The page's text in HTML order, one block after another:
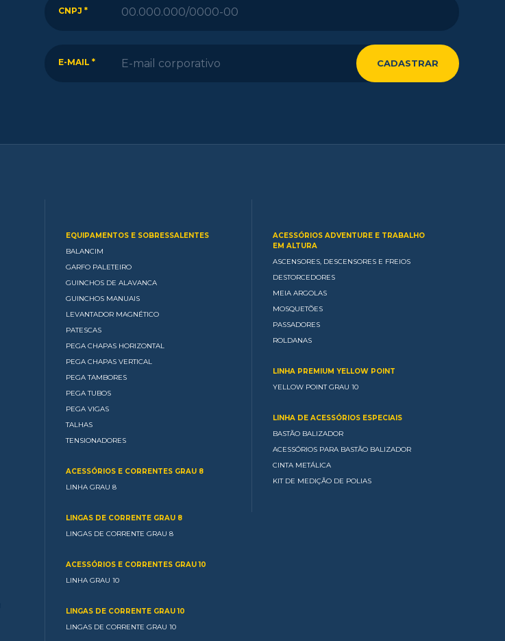
CNPJ *
E-MAIL *
EQUIPAMENTOS E SOBRESSALENTES
BALANCIM
GARFO PALETEIRO
GUINCHOS DE ALAVANCA
GUINCHOS MANUAIS
LEVANTADOR MAGNÉTICO
PATESCAS
PEGA CHAPAS HORIZONTAL
PEGA CHAPAS VERTICAL
PEGA TAMBORES
PEGA TUBOS
PEGA VIGAS
TALHAS
TENSIONADORES
ACESSÓRIOS E CORRENTES GRAU 8
LINHA GRAU 8
LINGAS DE CORRENTE GRAU 8
LINGAS DE CORRENTE GRAU 8
ACESSÓRIOS E CORRENTES GRAU 10
LINHA GRAU 10
LINGAS DE CORRENTE GRAU 10
LINGAS DE CORRENTE GRAU 10
ACESSÓRIOS ADVENTURE E TRABALHO
EM ALTURA
ASCENSORES, DESCENSORES E FREIOS
DESTORCEDORES
MEIA ARGOLAS
MOSQUETÕES
PASSADORES
ROLDANAS
LINHA PREMIUM YELLOW POINT
YELLOW POINT GRAU 10
LINHA DE ACESSÓRIOS ESPECIAIS
BASTÃO BALIZADOR
ACESSÓRIOS PARA BASTÃO BALIZADOR
CINTA METÁLICA
KIT DE MEDIÇÃO DE POLIAS